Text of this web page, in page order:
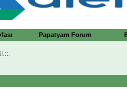
Papatyam Forum